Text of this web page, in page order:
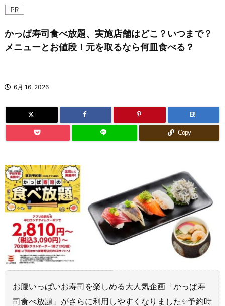
かっぱ寿司食べ放題、実施店舗はどこ？いつまで？
メニューとお値段！元を取るなら何皿食べる？
6月 16, 2026
B!
Copy
お腹いっぱいお寿司を楽しめる大人気企画「かっぱ寿
司食べ放題」がさらに利用しやすくなりました✨予約時